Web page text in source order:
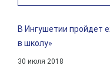
В Ингушетии пройдет
в школу»
30 июля 2018